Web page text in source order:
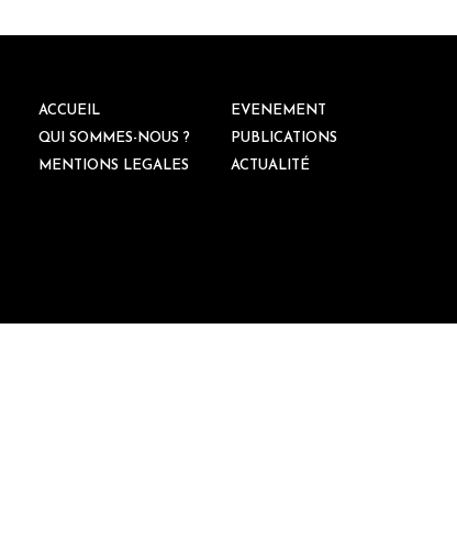
ACCUEIL
EVENEMENT
QUI SOMMES-NOUS ?
PUBLICATIONS
MENTIONS LEGALES
ACTUALITÉ